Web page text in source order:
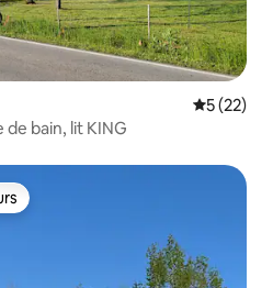
5 (22)
de bain, lit KING
plus appréciés